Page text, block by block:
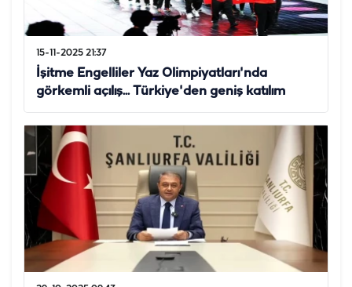
15-11-2025 21:37
İşitme Engelliler Yaz Olimpiyatları'nda
görkemli açılış... Türkiye'den geniş katılım